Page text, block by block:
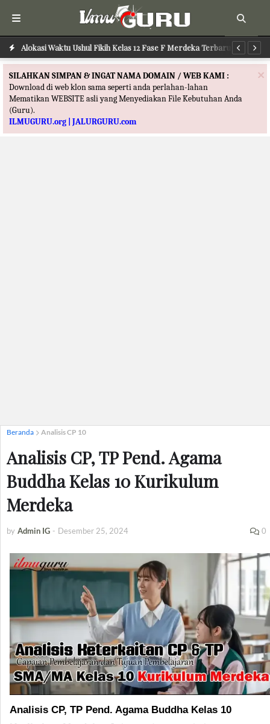
Alokasi Waktu Ushul Fikih Kelas 12 Fase F Merdeka Terbaru
Alokasi Waktu Ilmu Tafsir Kelas 12 Fase F Merdeka Terbaru
×
SILAHKAN SIMPAN & INGAT NAMA DOMAIN / WEB KAMI :
Download di web klon sama seperti anda perlahan-lahan
Mematikan WEBSITE asli yang Menyediakan File Kebutuhan Anda
(Guru).
ILMUGURU.org | JALURGURU.com
Beranda Analisis CP 10
Analisis CP, TP Pend. Agama
Buddha Kelas 10 Kurikulum
Merdeka
by Admin IG - Desember 25, 2024 0
Analisis CP, TP Pend. Agama Buddha Kelas 10